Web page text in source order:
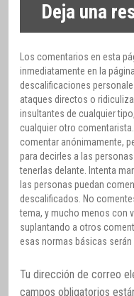
Deja una
Los comentarios en esta
inmediatamente en la
descalificaciones
ataques directos o
insultantes de cualquier
cualquier otro
comentar anónimamente,
para decirles a las
tenerlas delante. Intenta
las personas puedan
descalificados. No
tema, y mucho menos con
suplantando a otros
esas normas básicas
Tu dirección de correo
campos obligatorios